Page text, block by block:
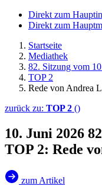
Direkt zum
Direkt zum
Startseite
Mediathek
82. Sitzung vom
TOP 2
Rede von Andrea
zurück zu: TOP 2 ()
10. Juni 2026
TOP 2: Rede
zum Artikel